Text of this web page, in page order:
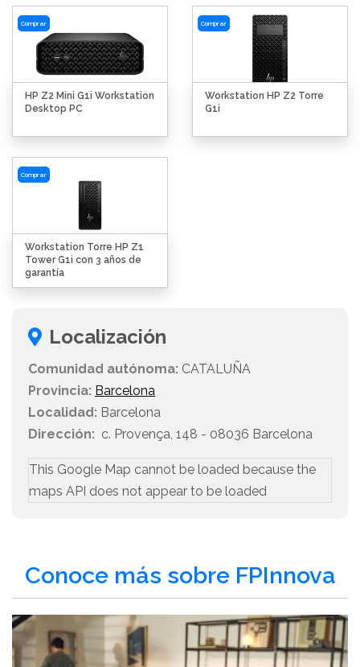
Comprar
HP Z2 Mini G1i Workstation
Desktop PC
Comprar
Workstation HP Z2 Torre
G1i
Comprar
Workstation Torre HP Z1
Tower G1i con 3 años de
garantía
Localización
Comunidad autónoma: CATALUÑA
Provincia: Barcelona
Localidad: Barcelona
Dirección: c. Provença, 148 - 08036 Barcelona
This Google Map cannot be loaded because the
maps API does not appear to be loaded
Conoce más sobre FPInnova